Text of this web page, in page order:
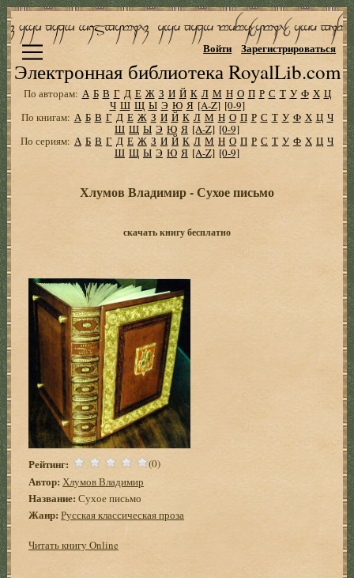
Электронная библиотека RoyalLib.com
Войти Зарегистрироваться
По авторам: А Б В Г Д Е Ж З И Й К Л М Н О П Р С Т У Ф Х Ц
Ч Ш Щ Ы Э Ю Я [A-Z] [0-9]
По книгам: А Б В Г Д Е Ж З И Й К Л М Н О П Р С Т У Ф Х Ц Ч
Ш Щ Ы Э Ю Я [A-Z] [0-9]
По сериям: А Б В Г Д Е Ж З И Й К Л М Н О П Р С Т У Ф Х Ц Ч
Ш Щ Ы Э Ю Я [A-Z] [0-9]
Хлумов Владимир - Сухое письмо
скачать книгу бесплатно
Рейтинг: (0)
Автор: Хлумов Владимир
Название: Сухое письмо
Жанр: Русская классическая проза
Читать книгу Online